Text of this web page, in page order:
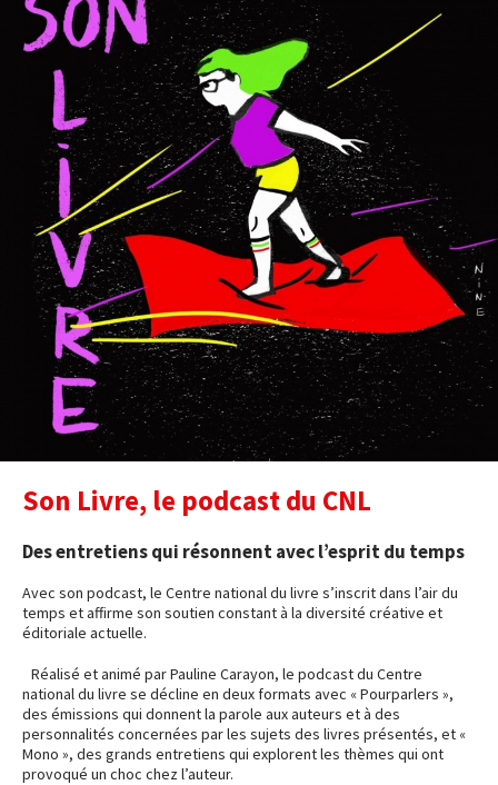
Son Livre, le podcast du CNL
Des entretiens qui résonnent avec l’esprit du temps
Avec son podcast, le Centre national du livre s’inscrit dans l’air du
temps et affirme son soutien constant à la diversité créative et
éditoriale actuelle.
Réalisé et animé par Pauline Carayon, le podcast du Centre
national du livre se décline en deux formats avec « Pourparlers »,
des émissions qui donnent la parole aux auteurs et à des
personnalités concernées par les sujets des livres présentés, et «
Mono », des grands entretiens qui explorent les thèmes qui ont
provoqué un choc chez l’auteur.